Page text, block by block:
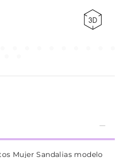
Mujer Sandalias modelo